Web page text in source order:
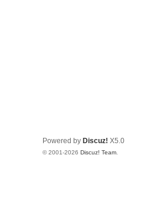
Powered by Discuz! X5.0
© 2001-2026 Discuz! Team